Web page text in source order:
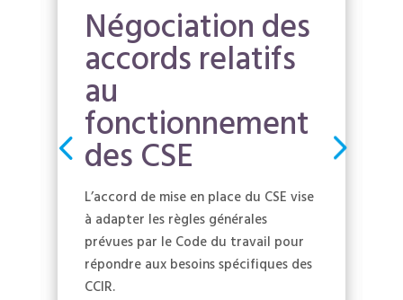
Négociation des
accords relatifs
au
fonctionnement
des CSE
L’accord de mise en place du CSE vise
à adapter les règles générales
prévues par le Code du travail pour
répondre aux besoins spécifiques des
CCIR.